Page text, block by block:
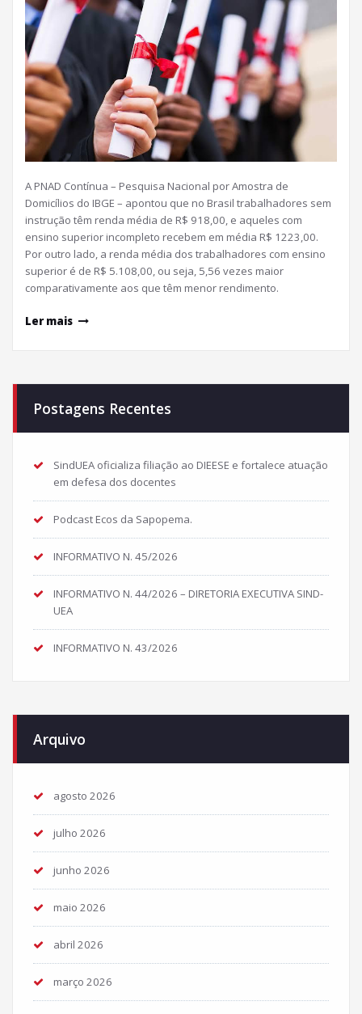
A PNAD Contínua – Pesquisa Nacional por Amostra de
Domicílios do IBGE – apontou que no Brasil trabalhadores sem
instrução têm renda média de R$ 918,00, e aqueles com
ensino superior incompleto recebem em média R$ 1223,00.
Por outro lado, a renda média dos trabalhadores com ensino
superior é de R$ 5.108,00, ou seja, 5,56 vezes maior
comparativamente aos que têm menor rendimento.
Ler mais
Postagens Recentes
SindUEA oficializa filiação ao DIEESE e fortalece atuação
em defesa dos docentes
Podcast Ecos da Sapopema.
INFORMATIVO N. 45/2026
INFORMATIVO N. 44/2026 – DIRETORIA EXECUTIVA SIND-
UEA
INFORMATIVO N. 43/2026
Arquivo
agosto 2026
julho 2026
junho 2026
maio 2026
abril 2026
março 2026